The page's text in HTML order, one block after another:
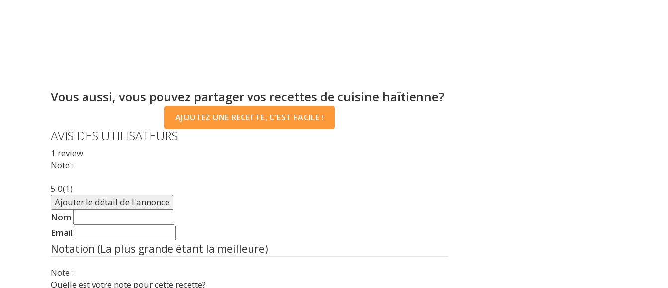
Vous aussi, vous pouvez partager vos recettes de cuisine haïtienne?
AJOUTEZ UNE RECETTE, C'EST FACILE !
AVIS DES UTILISATEURS
1 review
Note :
5.0(1)
Ajouter le détail de l'annonce
Nom
Email
Notation (La plus grande étant la meilleure)
Note :
Quelle est votre note pour cette recette?